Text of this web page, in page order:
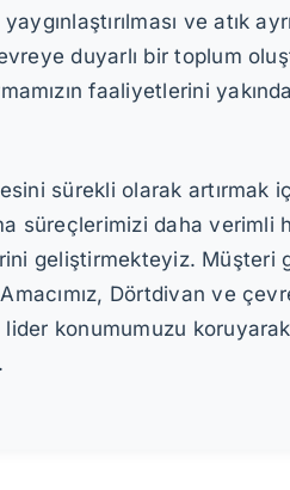
ve atık
duyarlı bir toplum
faaliyetlerini
sürekli olarak artırmak
süreçlerimizi daha verimli
geliştirmekteyiz.
Dörtdivan ve
konumumuzu